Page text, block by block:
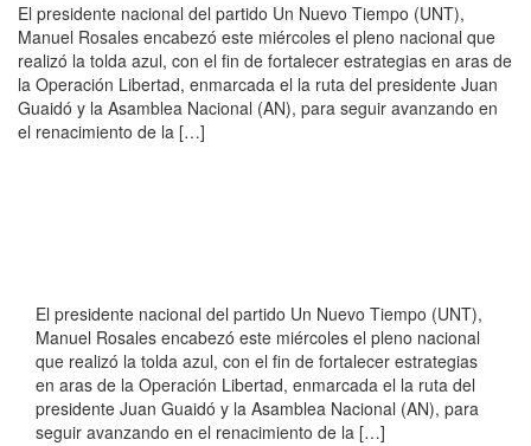
El presidente nacional del partido Un Nuevo Tiempo (UNT),
Manuel Rosales encabezó este miércoles el pleno nacional que
realizó la tolda azul, con el fin de fortalecer estrategias en aras de
la Operación Libertad, enmarcada el la ruta del presidente Juan
Guaidó y la Asamblea Nacional (AN), para seguir avanzando en
el renacimiento de la […]
El presidente nacional del partido Un Nuevo Tiempo (UNT),
Manuel Rosales encabezó este miércoles el pleno nacional
que realizó la tolda azul, con el fin de fortalecer estrategias
en aras de la Operación Libertad, enmarcada el la ruta del
presidente Juan Guaidó y la Asamblea Nacional (AN), para
seguir avanzando en el renacimiento de la […]